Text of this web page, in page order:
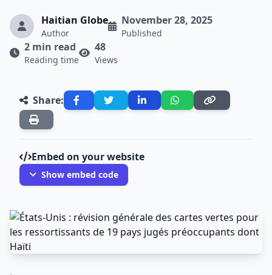
Haitian Globe
Author
November 28, 2025
Published
2 min read
Reading time
48
Views
Share:
Embed on your website
Show embed code